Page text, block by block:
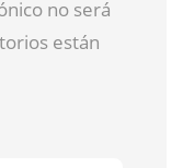
no será
están